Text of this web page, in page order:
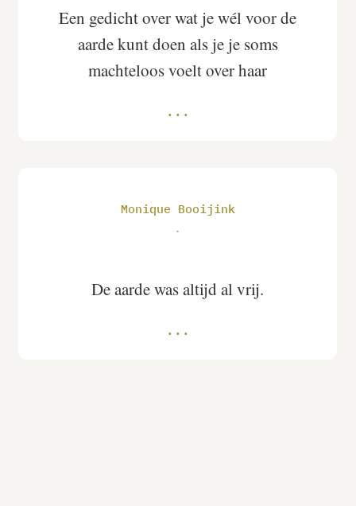
Een gedicht over wat je wél voor de
aarde kunt doen als je je soms
machteloos voelt over haar
Monique Booijink
.
De aarde was altijd al vrij.